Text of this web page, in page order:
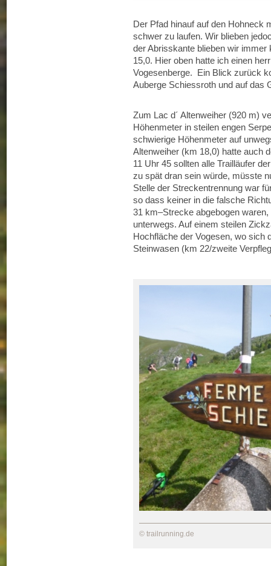
Der Pfad hinauf auf den Hohneck
schwer zu laufen. Wir blieben
der Abrisskante blieben wir
15,0. Hier oben hatte ich einen
Vogesenberge. Ein Blick zurück
Auberge Schiessroth und auf das
Zum Lac d´ Altenweiher (920 m)
Höhenmeter in steilen engen
schwierige Höhenmeter auf
Altenweiher (km 18,0) hatte auch
11 Uhr 45 sollten alle Trailläufer
zu spät dran sein würde, müsste
Stelle der Streckentrennung war
so dass keiner in die falsche
31 km–Strecke abgebogen
unterwegs. Auf einem steilen
Hochfläche der Vogesen, wo sich
Steinwasen (km 22/zweite
© trailrunning.de